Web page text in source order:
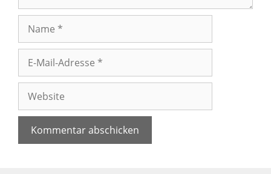
Mail-
Adresse
Website